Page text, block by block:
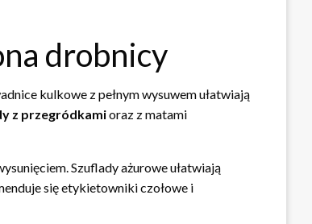
drobnicy
kulkowe z pełnym wysuwem ułatwiają
z przegródkamioraz z matami
Szuflady ażurowe ułatwiają
się etykietowniki czołowe i